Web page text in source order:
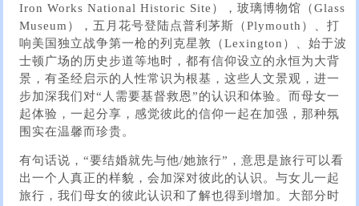
Iron Works National Historic Site），玻璃博物馆（Glass
Museum），五月花号登陆点普利茅斯（Plymouth）、打
响美国独立战争第一枪的列克星敦（Lexington）、始于波
士顿广场的历史步道等地时，都有信仰设立的永恒为大背
景，有圣经启示的人性常识为根基，这些人文景观，进一
步加深我们对“人需要基督救恩”的认识和体验。而母女一
起体验，一起分享，感觉彼此的信仰一起在加强，那种氛
围实在温馨而珍贵。
有句话说，“要结婚就先与他/她旅行”，意思是旅行可以看
出一个人真正的样貌，会加深对彼此的认识。与女儿一起
旅行，我们母女的彼此认识和了解也得到增加。大部分时